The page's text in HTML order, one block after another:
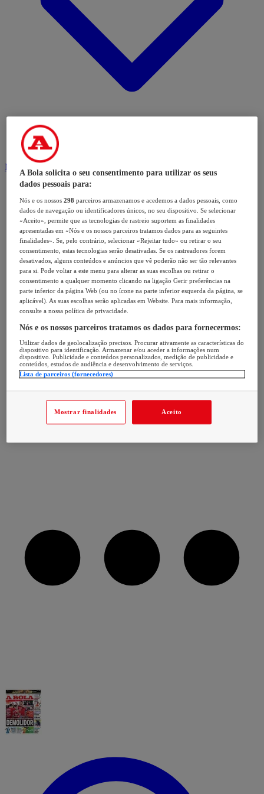
Modalidades
A Bola solicita o seu consentimento para utilizar os seus
dados pessoais para:
Nós e os nossos298 parceiros armazenamos e acedemos a dados pessoais, como
dados de navegação ou identificadores únicos, no seu dispositivo. Se selecionar
«Aceito», permite que as tecnologias de rastreio suportem as finalidades
apresentadas em «Nós e os nossos parceiros tratamos dados para as seguintes
finalidades». Se, pelo contrário, selecionar «Rejeitar tudo» ou retirar o seu
consentimento, estas tecnologias serão desativadas. Se os rastreadores forem
desativados, alguns conteúdos e anúncios que vê poderão não ser tão relevantes
para si. Pode voltar a este menu para alterar as suas escolhas ou retirar o
consentimento a qualquer momento clicando na ligação Gerir preferências na
parte inferior da página Web (ou no ícone na parte inferior esquerda da página, se
aplicável). As suas escolhas serão aplicadas em Website. Para mais informação,
consulte a nossa política de privacidade.
Nós e os nossos parceiros tratamos os dados para fornecermos:
Utilizar dados de geolocalização precisos. Procurar ativamente as características do
dispositivo para identificação. Armazenar e/ou aceder a informações num
dispositivo. Publicidade e conteúdos personalizados, medição de publicidade e
conteúdos, estudos de audiência e desenvolvimento de serviços.
Lista de parceiros (fornecedores)
Mostrar finalidades Aceito